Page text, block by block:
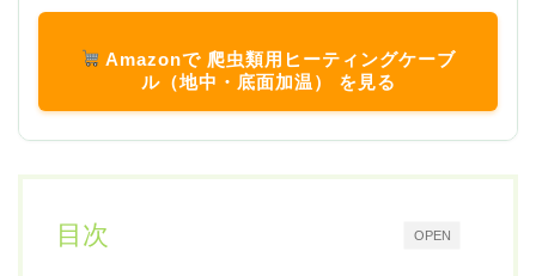
Amazonで 爬虫類用ヒーティングケーブ
ル（地中・底面加温） を見る
OPEN
目次